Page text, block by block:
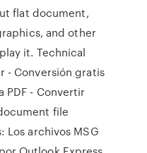
flat document,
and other
it. Technical
- Conversión gratis
PDF - Convertir
file
Los archivos MSG